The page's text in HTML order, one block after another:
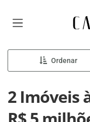
Ordenar
2 Imóveis